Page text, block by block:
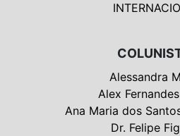
Alessandra
Alex
Ana Maria dos
Dr. Felipe